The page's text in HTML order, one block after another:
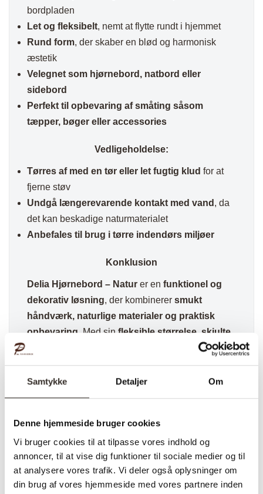
Samtykke Detaljer Om
Denne hjemmeside bruger cookies
Vi bruger cookies til at tilpasse vores indhold og
annoncer, til at vise dig funktioner til sociale medier og til
at analysere vores trafik. Vi deler også oplysninger om
din brug af vores hjemmeside med vores partnere inden
bordpladen
Let og fleksibelt, nemt at flytte rundt i hjemmet
Rund form, der skaber en blød og harmonisk
æstetik
Velegnet som hjørnebord, natbord eller
sidebord
Perfekt til opbevaring af småting såsom
tæpper, bøger eller accessories
Vedligeholdelse:
Tørres af med en tør eller let fugtig klud for at
fjerne støv
Undgå længerevarende kontakt med vand , da
det kan beskadige naturmaterialet
Anbefales til brug i tørre indendørs miljøer
Konklusion
Delia Hjørnebord – Natur er en funktionel og
dekorativ løsning, der kombinerer smukt
håndværk, naturlige materialer og praktisk
opbevaring . Med sin fleksible størrelse, skjulte
opbevaringsfunktion og varme æstetik, er dette
hjørneborddet perfekte valg for dig, der ønsker
en kombination af stil og funktionalitet i dit
hjem.
✅ 14 dages fuld returret
✅ Levering: 1-3 dage
✅ Stk. pris